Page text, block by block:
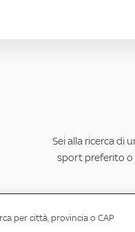
Sei alla ricerca di
sport preferito o